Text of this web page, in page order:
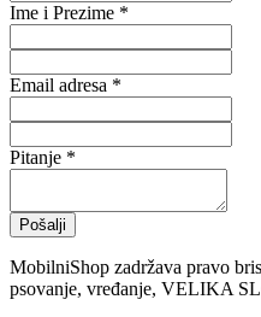
Ime i Prezime *
Email adresa *
Pitanje *
Pošalji
MobilniShop zadržava pravo
psovanje, vređanje, VELIKA